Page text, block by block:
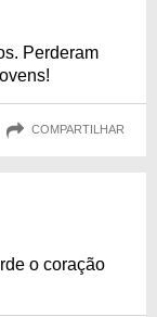
Perderam
COMPARTILHAR
o coração